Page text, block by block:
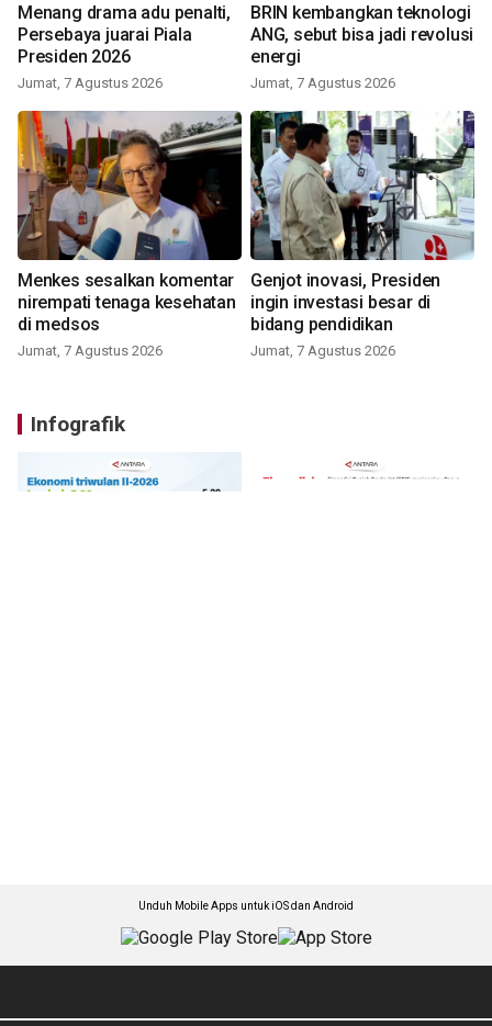
Menang drama adu penalti,
Persebaya juarai Piala
Presiden 2026
Jumat, 7 Agustus 2026
BRIN kembangkan teknologi
ANG, sebut bisa jadi revolusi
energi
Jumat, 7 Agustus 2026
Menkes sesalkan komentar
nirempati tenaga kesehatan
di medsos
Jumat, 7 Agustus 2026
Genjot inovasi, Presiden
ingin investasi besar di
bidang pendidikan
Jumat, 7 Agustus 2026
Infografik
Unduh Mobile Apps untuk iOS dan Android